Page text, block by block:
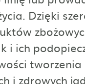
Dzięki
i ich
tworzenia
i zdrowych